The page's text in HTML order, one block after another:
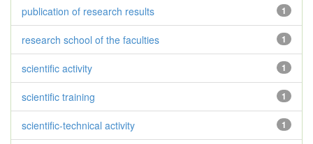
1
publication of research results
1
research school of the faculties
1
scientific activity
1
scientific training
1
scientific-technical activity